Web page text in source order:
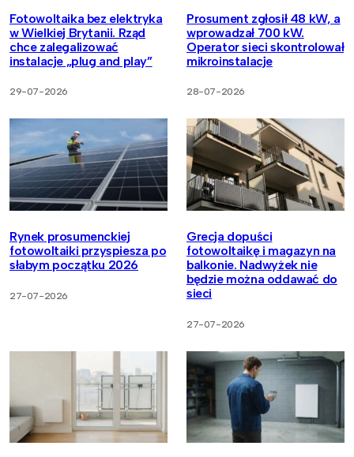
Fotowoltaika bez elektryka
w Wielkiej Brytanii. Rząd
chce zalegalizować
instalacje „plug and play”
29-07-2026
Prosument zgłosił 48 kW, a
wprowadzał 700 kW.
Operator sieci skontrolował
mikroinstalacje
28-07-2026
Rynek prosumenckiej
fotowoltaiki przyspiesza po
słabym początku 2026
27-07-2026
Grecja dopuści
fotowoltaikę i magazyn na
balkonie. Nadwyżek nie
będzie można oddawać do
sieci
27-07-2026